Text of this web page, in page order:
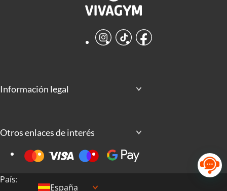
Instagram
TikTokFacebook
Información legal
Otros enlaces de interés
País:
España